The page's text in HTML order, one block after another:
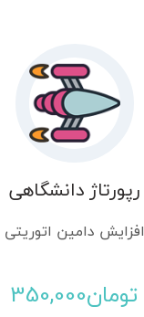
رپورتاژ دانشگاهی
افزایش دامین اتوریتی
تومان350,000